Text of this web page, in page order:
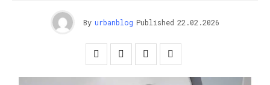
By urbanblog Published 22.02.2026